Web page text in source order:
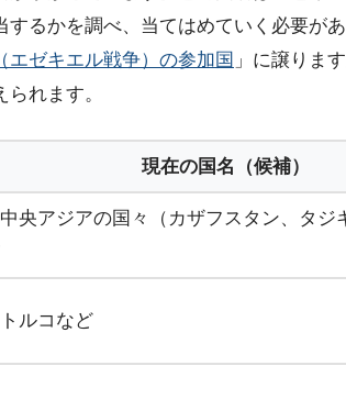
するかを調べ、当てはめていく必要が
エゼキエル戦争）の参加国 」に譲りま
れます。
現在の国名（候補）
央アジアの国々（カザフスタン、タジ
ルコなど